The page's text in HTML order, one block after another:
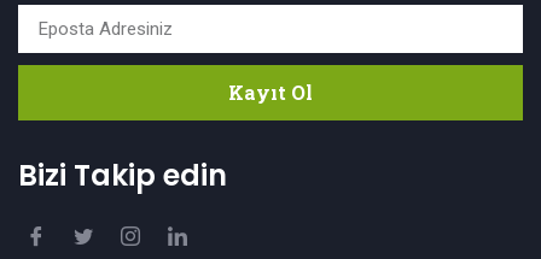
Kayıt Ol
Bizi Takip edin